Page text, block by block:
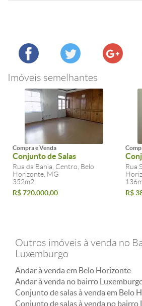
Imóveis semelhantes
Compra e Venda
Conjunto de Salas
Rua da Bahia, Centro, Belo
Horizonte, MG
352m2
R$ 720.000,00
Rua
R$
Outros imóveis à venda no
Luxemburgo
Andar à venda em Belo Horizonte
Andar à venda no bairro
Conjunto de salas à venda em Belo
Conjunto de salas à venda no bairro